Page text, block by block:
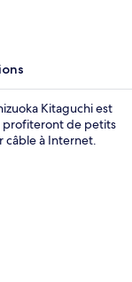
Kitaguchi est
profiteront de petits
câble à Internet.